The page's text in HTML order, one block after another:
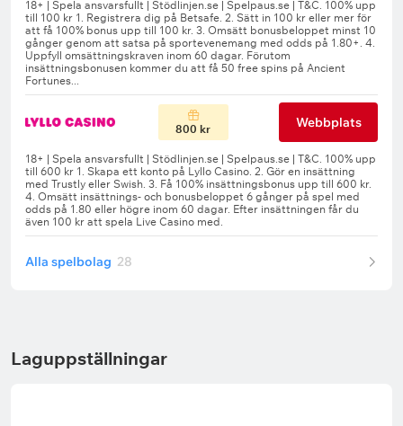
800 kr Webbplats
Alla spelbolag 28
Laguppställningar